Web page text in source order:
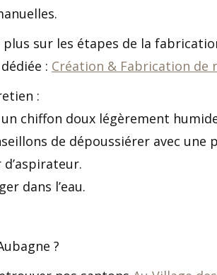
plus sur les étapes de la
: Création & Fabrication de
:
chiffon doux légèrement
de dépoussiérer avec
dans l’eau.
?